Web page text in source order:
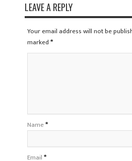
LEAVE A REPLY
Your email address will not be
marked*
Name*
Email*